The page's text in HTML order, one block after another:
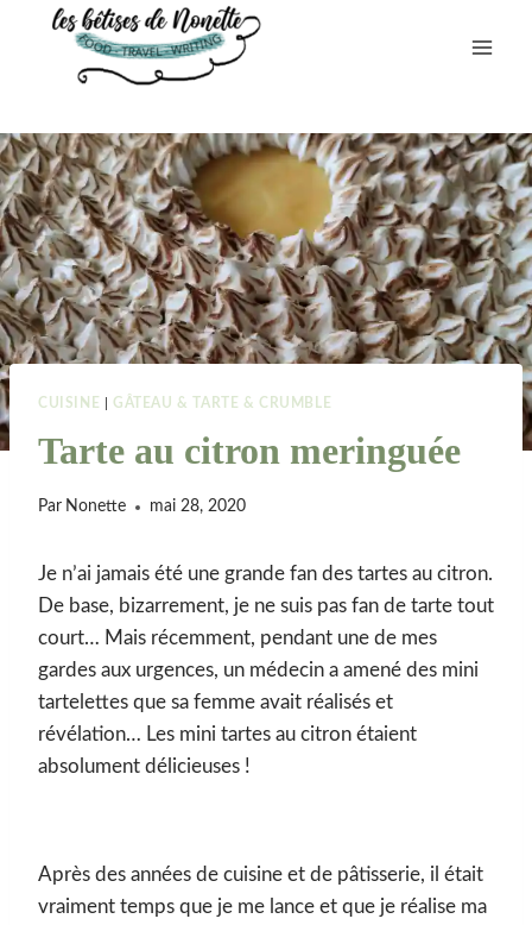
CUISINE GÂTEAU & TARTE & CRUMBLE
Tarte au citron meringuée
Par Nonette mai 28, 2020
Je n’ai jamais été une grande fan des tartes au citron.
De base, bizarrement, je ne suis pas fan de tarte tout
court… Mais récemment, pendant une de mes
gardes aux urgences, un médecin a amené des mini
tartelettes que sa femme avait réalisés et
révélation… Les mini tartes au citron étaient
absolument délicieuses !
Après des années de cuisine et de pâtisserie, il était
vraiment temps que je me lance et que je réalise ma